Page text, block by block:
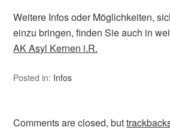
Weitere Infos oder Möglichkeiten,
einzu bringen, finden Sie auch in
AK Asyl Kernen i.R.
Posted in: Infos
Comments are closed, but